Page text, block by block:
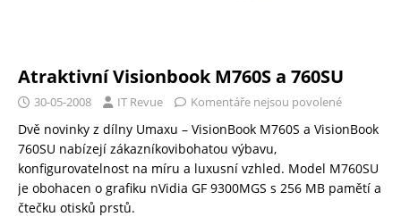
Atraktivní Visionbook M760S a 760SU
30-05-2008 IT Revue Komentáře nejsou povolené
Dvě novinky z dílny Umaxu – VisionBook M760S a VisionBook
760SU nabízejí zákazníkovibohatou výbavu,
konfigurovatelnost na míru a luxusní vzhled. Model M760SU
je obohacen o grafiku nVidia GF 9300MGS s 256 MB pamětí a
čtečku otisků prstů.